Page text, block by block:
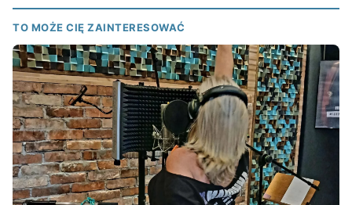
TO MOŻE CIĘ ZAINTERESOWAĆ